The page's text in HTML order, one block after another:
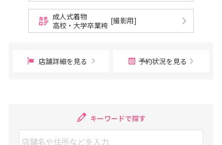
成人式着物
高校・大学卒業袴 [撮影用]
店舗詳細を見る 予約状況を見る
キーワードで探す